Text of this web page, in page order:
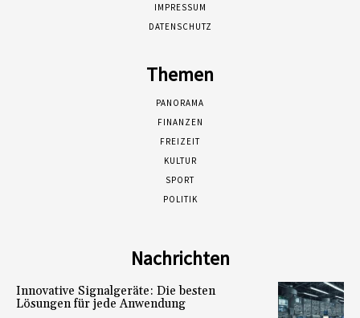
IMPRESSUM
DATENSCHUTZ
Themen
PANORAMA
FINANZEN
FREIZEIT
KULTUR
SPORT
POLITIK
Nachrichten
Innovative Signalgeräte: Die besten
Lösungen für jede Anwendung